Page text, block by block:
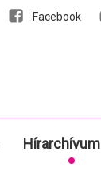
Facebook
Hírarchívum